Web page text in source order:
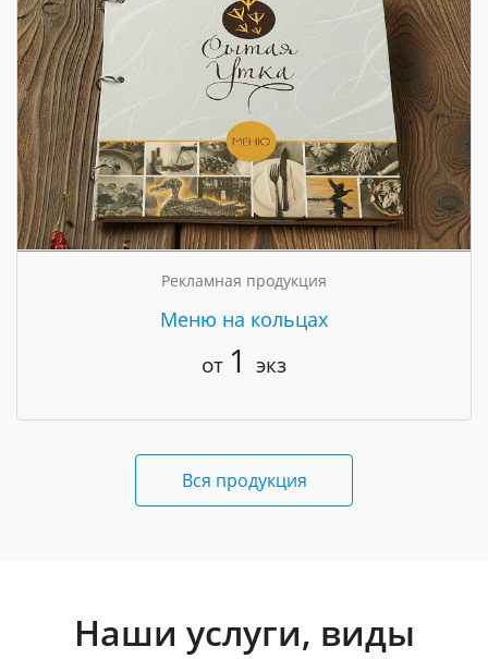
Рекламная продукция
Меню на кольцах
от 1 экз
Вся продукция
Наши услуги, виды